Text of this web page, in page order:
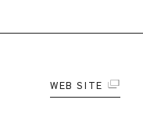
WEB SITE